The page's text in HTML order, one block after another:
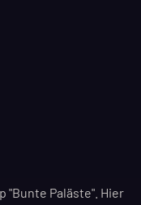
"Bunte Paläste". Hier